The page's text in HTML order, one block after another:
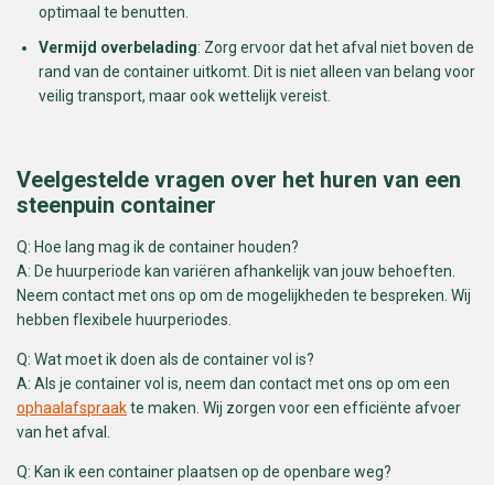
optimaal te benutten.
Vermijd overbelading: Zorg ervoor dat het afval niet boven de
rand van de container uitkomt. Dit is niet alleen van belang voor
veilig transport, maar ook wettelijk vereist.
Veelgestelde vragen over het huren van een
steenpuin container
Q: Hoe lang mag ik de container houden?
A: De huurperiode kan variëren afhankelijk van jouw behoeften.
Neem contact met ons op om de mogelijkheden te bespreken. Wij
hebben flexibele huurperiodes.
Q: Wat moet ik doen als de container vol is?
A: Als je container vol is, neem dan contact met ons op om een
ophaalafspraakte maken. Wij zorgen voor een efficiënte afvoer
van het afval.
Q: Kan ik een container plaatsen op de openbare weg?